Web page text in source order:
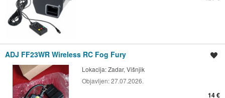
ADJ FF23WR Wireless RC Fog Fury
Lokacija:Zadar, Višnjik
Objavljen:27.07.2026.
14 €